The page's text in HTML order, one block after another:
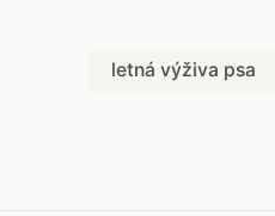
letná výživa psa